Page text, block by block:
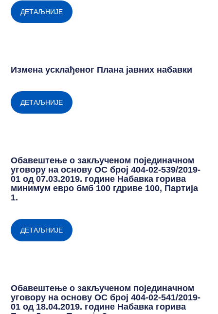
ДЕТАЉНИЈЕ
Измена усклађеног Плана јавних набавки
ДЕТАЉНИЈЕ
Обавештење о закљученом појединачном
уговору на основу ОС број 404-02-539/2019-
01 од 07.03.2019. године Набавка горива
минимум евро бмб 100 гдриве 100, Партија
1.
ДЕТАЉНИЈЕ
Обавештење о закљученом појединачном
уговору на основу ОС број 404-02-541/2019-
01 од 18.04.2019. године Набавка горива